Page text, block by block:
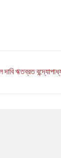
ঋতব্রত